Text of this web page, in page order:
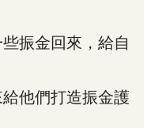
振金回來，給自
他們打造振金護